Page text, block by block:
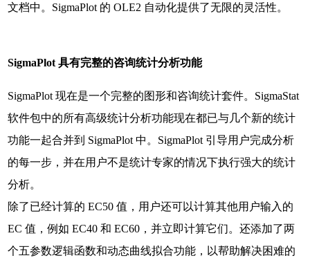
文档中。SigmaPlot 的 OLE2 自动化提供了无限的灵活性。
SigmaPlot 具有完整的咨询统计分析功能
SigmaPlot 现在是一个完整的图形和咨询统计套件。SigmaStat
软件包中的所有高级统计分析功能现在都已与几个新的统计
功能一起合并到 SigmaPlot 中。SigmaPlot 引导用户完成分析
的每一步，并在用户不是统计专家的情况下执行强大的统计
分析。
除了已经计算的 EC50 值，用户还可以计算其他用户输入的
EC 值，例如 EC40 和 EC60，并立即计算它们。还添加了两
个五参数逻辑函数和动态曲线拟合功能，以帮助解决困难的